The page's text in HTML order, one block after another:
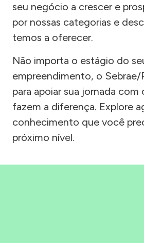
seu negócio a crescer e
por nossas categorias e
temos a oferecer.
Não importa o estágio do
empreendimento, o Sebrae/
para apoiar sua jornada
fazem a diferença. Explore
conhecimento que você
próximo nível.